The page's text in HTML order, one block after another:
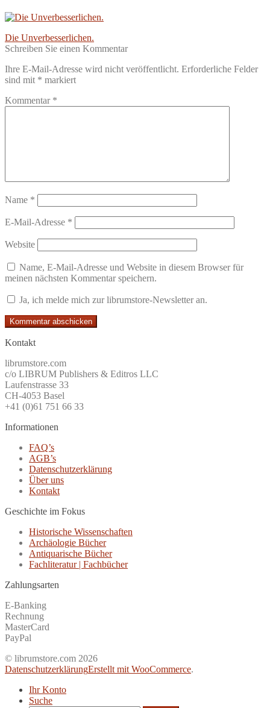
Beitragsnavigation
Vorheriger
Beitrag:
Die Unverbesserlichen.
Schreiben Sie einen Kommentar
Ihre E-Mail-Adresse wird nicht veröffentlicht. Erforderliche Felder
sind mit * markiert
Kommentar *
Name *
E-Mail-Adresse *
Website
Name, E-Mail-Adresse und Website in diesem Browser für
meinen nächsten Kommentar speichern.
Ja, ich melde mich zur librumstore-Newsletter an.
Kontakt
librumstore.com
c/o LIBRUM Publishers & Editros LLC
Laufenstrasse 33
CH-4053 Basel
+41 (0)61 751 66 33
Informationen
FAQ’s
AGB’s
Datenschutzerklärung
Über uns
Kontakt
Geschichte im Fokus
Historische Wissenschaften
Archäologie Bücher
Antiquarische Bücher
Fachliteratur | Fachbücher
Zahlungsarten
E-Banking
Rechnung
MasterCard
PayPal
© librumstore.com 2026
DatenschutzerklärungErstellt mit WooCommerce.
Ihr Konto
Suche